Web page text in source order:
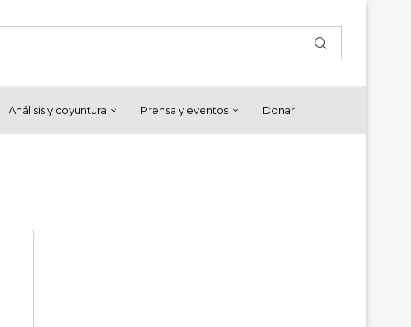
Análisis y coyuntura Prensa y eventos Donar